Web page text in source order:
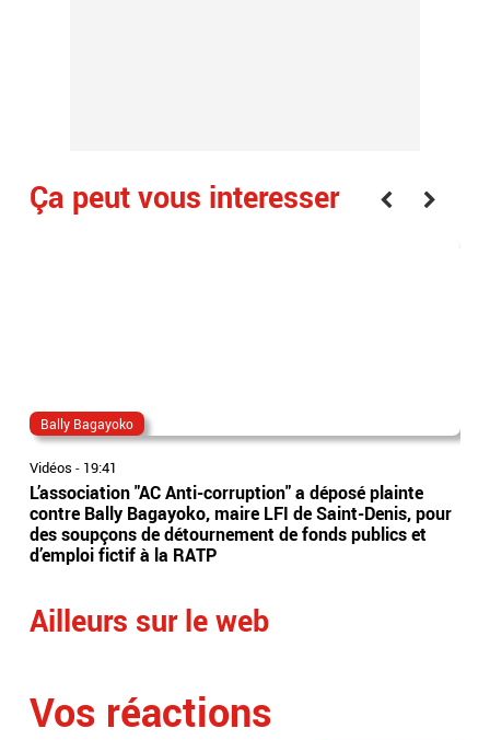
Ça peut vous interesser
Bally Bagayoko
Vidéos - 19:41
L’association "AC Anti-corruption" a déposé plainte
contre Bally Bagayoko, maire LFI de Saint-Denis, pour
des soupçons de détournement de fonds publics et
d’emploi fictif à la RATP
Ailleurs sur le web
Vos réactions